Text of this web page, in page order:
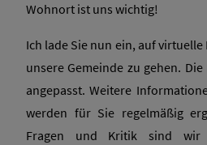
Wohnort ist uns wichtig!
Ich lade Sie nun ein, auf
unsere Gemeinde zu gehen.
angepasst. Weitere
werden für Sie regelmäßig
Fragen und Kritik sind wir